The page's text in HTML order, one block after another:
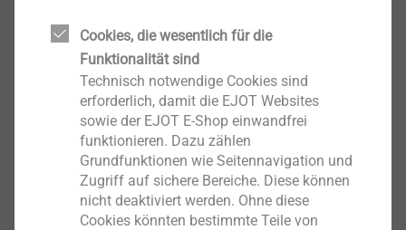
Dünnbleche
Produkt anzeigen
EJOT ALtracs® Xt
Cookies, die wesentlich für die
Funktionalität sind
Technisch notwendige Cookies sind
erforderlich, damit die EJOT Websites
sowie der EJOT E-Shop einwandfrei
funktionieren. Dazu zählen
Grundfunktionen wie Seitennavigation und
Zugriff auf sichere Bereiche. Diese können
nicht deaktiviert werden. Ohne diese
Cookies könnten bestimmte Teile von